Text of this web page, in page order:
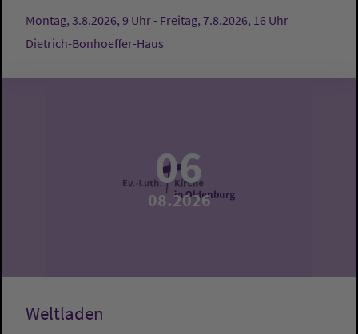
Montag, 3.8.2026, 9 Uhr - Freitag, 7.8.2026, 16 Uhr
Dietrich-Bonhoeffer-Haus
06
08.2026
Weltladen